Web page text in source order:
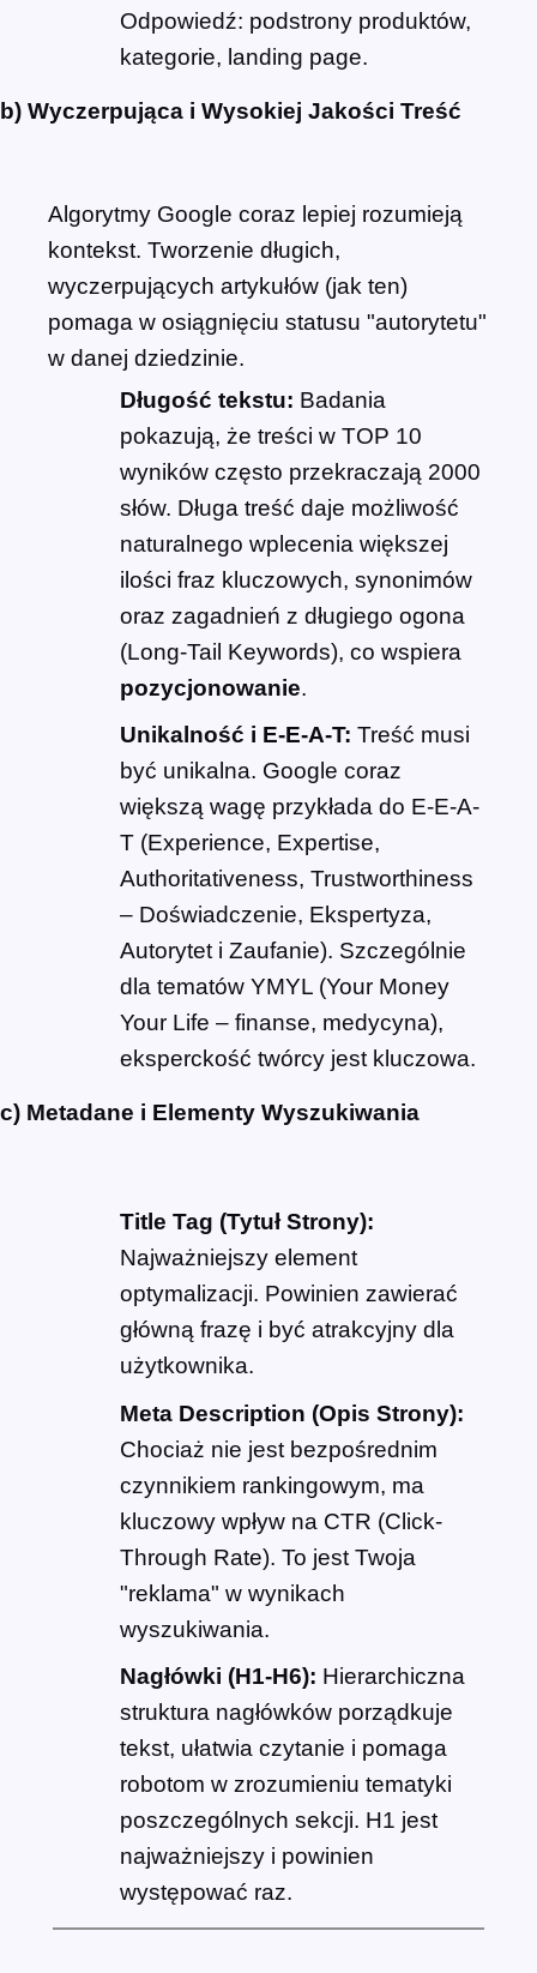
Odpowiedź: podstrony produktów,
kategorie, landing page.
b) Wyczerpująca i Wysokiej Jakości Treść
Algorytmy Google coraz lepiej rozumieją
kontekst. Tworzenie długich,
wyczerpujących artykułów (jak ten)
pomaga w osiągnięciu statusu "autorytetu"
w danej dziedzinie.
Długość tekstu: Badania
pokazują, że treści w TOP 10
wyników często przekraczają 2000
słów. Długa treść daje możliwość
naturalnego wplecenia większej
ilości fraz kluczowych, synonimów
oraz zagadnień z długiego ogona
(Long-Tail Keywords), co wspiera
pozycjonowanie.
Unikalność i E-E-A-T: Treść musi
być unikalna. Google coraz
większą wagę przykłada do E-E-A-
T (Experience, Expertise,
Authoritativeness, Trustworthiness
– Doświadczenie, Ekspertyza,
Autorytet i Zaufanie). Szczególnie
dla tematów YMYL (Your Money
Your Life – finanse, medycyna),
eksperckość twórcy jest kluczowa.
c) Metadane i Elementy Wyszukiwania
Title Tag (Tytuł Strony):
Najważniejszy element
optymalizacji. Powinien zawierać
główną frazę i być atrakcyjny dla
użytkownika.
Meta Description (Opis Strony):
Chociaż nie jest bezpośrednim
czynnikiem rankingowym, ma
kluczowy wpływ na CTR (Click-
Through Rate). To jest Twoja
"reklama" w wynikach
wyszukiwania.
Nagłówki (H1-H6): Hierarchiczna
struktura nagłówków porządkuje
tekst, ułatwia czytanie i pomaga
robotom w zrozumieniu tematyki
poszczególnych sekcji. H1 jest
najważniejszy i powinien
występować raz.